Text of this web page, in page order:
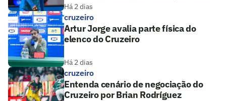
Há 2 dias
cruzeiro
Artur Jorge avalia parte física do
elenco do Cruzeiro
Há 2 dias
cruzeiro
Entenda cenário de negociação do
Cruzeiro por Brian Rodríguez